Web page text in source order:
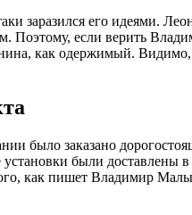
заразился его идеями.
Поэтому, если верить
как одержимый. Видимо,
было заказано
были доставлены
как пишет Владимир